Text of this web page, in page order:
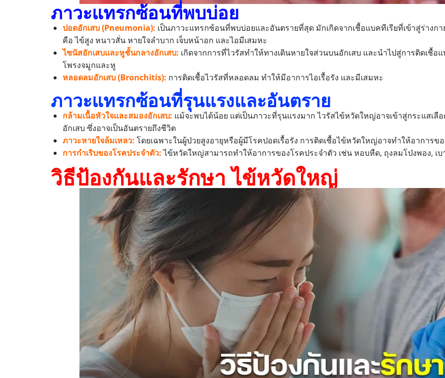
ภาวะแทรกซ้อนที่พบบ่อย
ปอดอักเสบ (Pneumonia): เป็นภาวะแทรกซ้อนที่พบบ่อยและอันตรายที่สุด มักเกิดจากเชื้อแบคทีเรียที่เข้าสู่ร่าง
คือ ไข้สูง หนาวสั่น หายใจลำบาก เจ็บหน้าอก และไอมีเสมหะ
ไซนัสอักเสบและหูชั้นกลางอักเสบ: เกิดจากการที่ไวรัสทำให้ทางเดินหายใจส่วนบนอักเสบ และนำไปสู่การติดเชื้อ
โพรงจมูกและหู
หลอดลมอักเสบ (Bronchitis): การติดเชื้อไวรัสที่หลอดลม ทำให้มีอาการไอเรื้อรัง และมีเสมหะ
ภาวะแทรกซ้อนที่รุนแรงและอันตราย
กล้ามเนื้อหัวใจและสมองอักเสบ: แม้จะพบได้น้อย แต่เป็นภาวะที่รุนแรงมาก ไวรัสไข้หวัดใหญ่อาจเข้าสู่กระแสเลื
อักเสบ ซึ่งอาจเป็นอันตรายถึงชีวิต
ภาวะหายใจล้มเหลว: โดยเฉพาะในผู้ป่วยสูงอายุหรือผู้มีโรคปอดเรื้อรัง การติดเชื้อไข้หวัดใหญ่อาจทำให้อาการ
การกำเริบของโรคประจำตัว:ไข้หวัดใหญ่สามารถทำให้อาการของโรคประจำตัว เช่น หอบหืด, ถุงลมโป่งพอง, เ
วิธีป้องกันและรักษา ไข้หวัดใหญ่